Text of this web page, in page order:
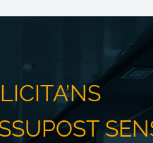
HOTEL KAKTUS